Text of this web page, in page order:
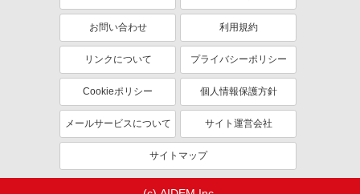
株式会社テクノ・サービス/お仕事No/0841480
調合、充填作業など
時給1400円交通費全額支給
埼玉県草加市 ＊車・バイク通勤OK
キープ 詳細を見る
パーソルフィールドスタッフ株式会社 千葉・埼玉コーディネートセ
お問い合わせ 利用規約
リンクについて プライバシーポリシー
Cookieポリシー 個人情報保護方針
メールサービスについて サイト運営会社
サイトマップ